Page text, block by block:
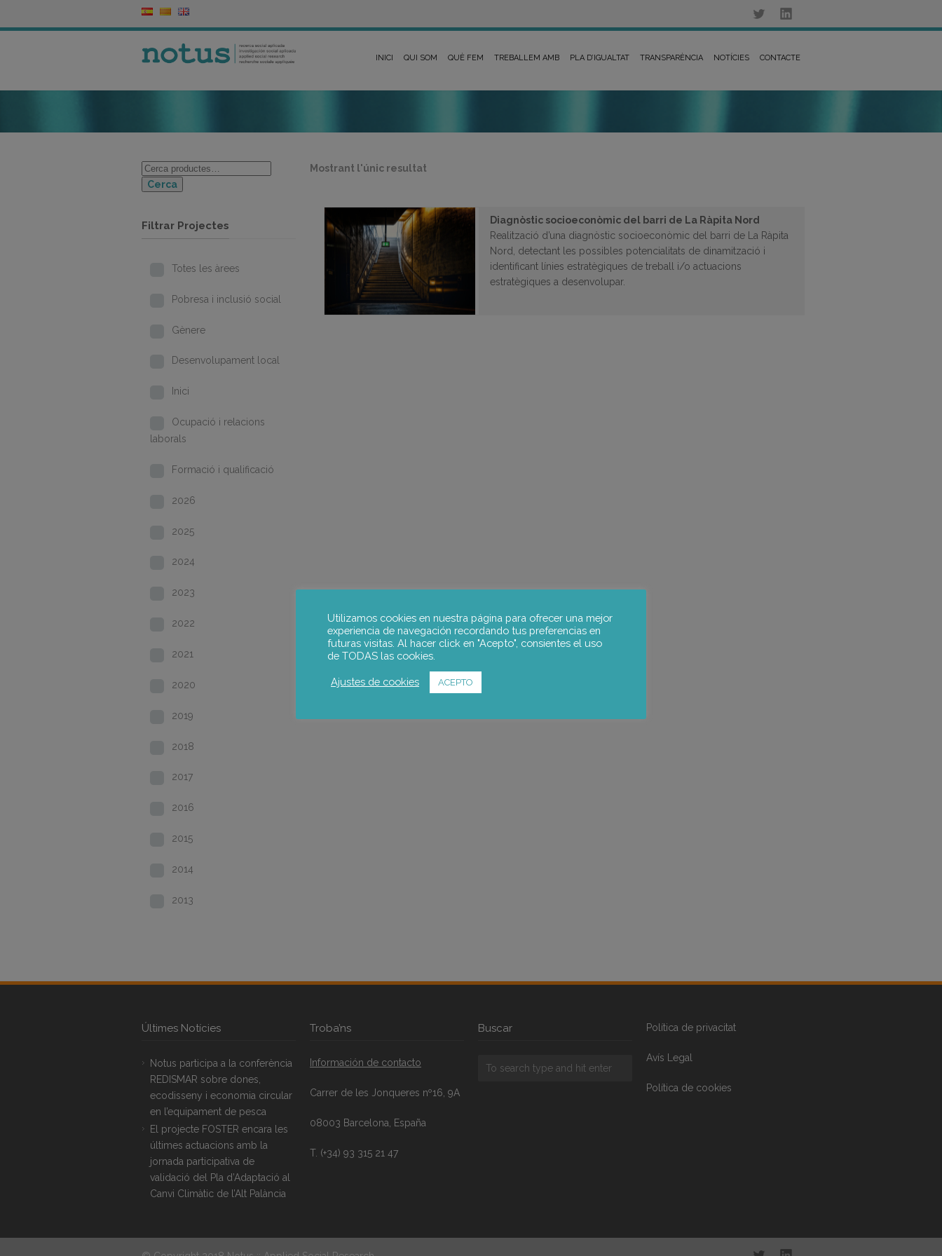
INICI QUI SOM QUÈ FEM TREBALLEM AMB PLA D’IGUALTAT TRANSPARÈNCIA NOTÍCIES CONTACTE
Mostrant l'únic resultat
Diagnòstic socioeconòmic del barri de La Ràpita Nord
Realització d’una diagnòstic socioeconòmic del barri de La Ràpita
Nord, detectant les possibles potencialitats de dinamització i
identificant línies estratègiques de treball i/o actuacions
estratègiques a desenvolupar.
Cerca
Filtrar Projectes
Totes les àrees
Pobresa i inclusió social
Gènere
Desenvolupament local
Inici
Ocupació i relacions
laborals
Formació i qualificació
2026
2025
2024
2023
2022
2021
2020
2019
2018
2017
2016
2015
2014
2013
Últimes Notícies
Notus participa a la conferència
REDISMAR sobre dones,
ecodisseny i economia circular
en l’equipament de pesca
El projecte FOSTER encara les
últimes actuacions amb la
jornada participativa de
validació del Pla d’Adaptació al
Canvi Climàtic de l’Alt Palància
Troba’ns
Información de contacto
Carrer de les Jonqueres nº16, 9A
08003 Barcelona, España
T. (+34) 93 315 21 47
Buscar Política de privacitat
Avís Legal
Política de cookies
Utilizamos cookies en nuestra página para ofrecer una mejor
experiencia de navegación recordando tus preferencias en
futuras visitas. Al hacer click en "Acepto", consientes el uso
de TODAS las cookies.
Ajustes de cookies ACEPTO